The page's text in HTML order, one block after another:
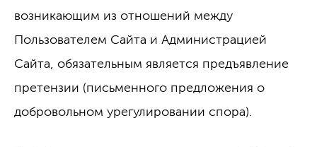
возникающим из отношений между
Пользователем Сайта и Администрацией
Сайта, обязательным является предъявление
претензии (письменного предложения о
добровольном урегулировании спора).